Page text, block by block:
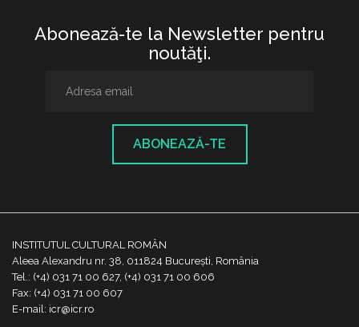
Abonează-te la Newsletter pentru
noutăţi.
ABONEAZĂ-TE
INSTITUTUL CULTURAL ROMÂN
Aleea Alexandru nr. 38, 011824 București, România
Tel.: (+4) 031 71 00 627, (+4) 031 71 00 606
Fax: (+4) 031 71 00 607
E-mail: icr@icr.ro